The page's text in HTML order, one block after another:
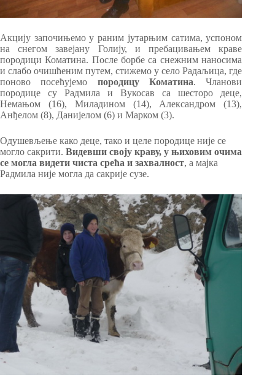
Акцију започињемо у раним јутарњим сатима, успоном
на снегом завејану Голију, и пребацивањем краве
породици Коматина. После борбе са снежним наносима
и слабо очишћеним путем, стижемо у село Радаљица, где
поново посећујемо породицу Коматина. Чланови
породице су Радмила и Вукосав са шесторо деце,
Немањом (16), Миладином (14), Александром (13),
Анђелом (8), Данијелом (6) и Марком (3).
Одушевљење како деце, тако и целе породице није се
могло сакрити. Видевши своју краву, у њиховим очима
се могла видети чиста срећа и захвалност, а мајка
Радмила није могла да сакрије сузе.